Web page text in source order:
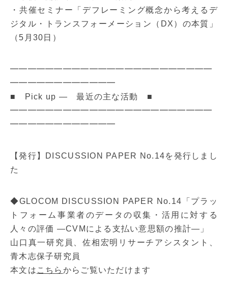
・共催セミナー「デフレーミング概念から考えるデ
ジタル・トランスフォーメーション（DX）の本質」
（5月30日）
━━━━━━━━━━━━━━━━━━━━━━━
━━━━━━━━━━━━
■ Pick up ― 最近の主な活動 ■
━━━━━━━━━━━━━━━━━━━━━━━
━━━━━━━━━━━━
【発行】DISCUSSION PAPER No.14を発行しまし
た
◆GLOCOM DISCUSSION PAPER No.14「プラッ
トフォーム事業者のデータの収集・活用に対する
人々の評価 ―CVMによる支払い意思額の推計―」
山口真一研究員、佐相宏明リサーチアシスタント、
青木志保子研究員
本文は こちら からご覧いただけます